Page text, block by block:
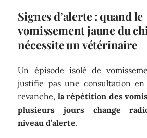
Signes d’alerte : quand le
vomissement jaune du
nécessite un vétérinaire
Un épisode isolé de
justifie pas une consultation
revanche, la répétition des
plusieurs jours change
niveau d’alerte.